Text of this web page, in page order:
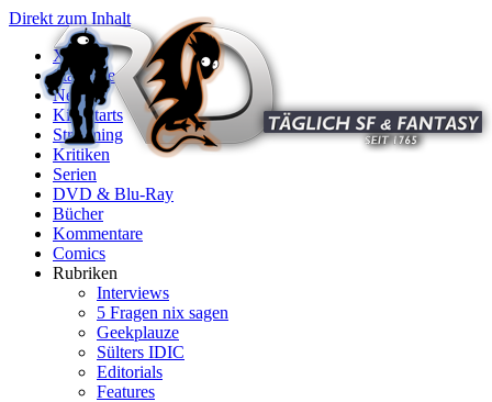
Direkt zum Inhalt
X
Startseite
News
Kinostarts
Streaming
Kritiken
Serien
DVD & Blu-Ray
Bücher
Kommentare
Comics
Rubriken
Interviews
5 Fragen nix sagen
Geekplauze
Sülters IDIC
Editorials
Features